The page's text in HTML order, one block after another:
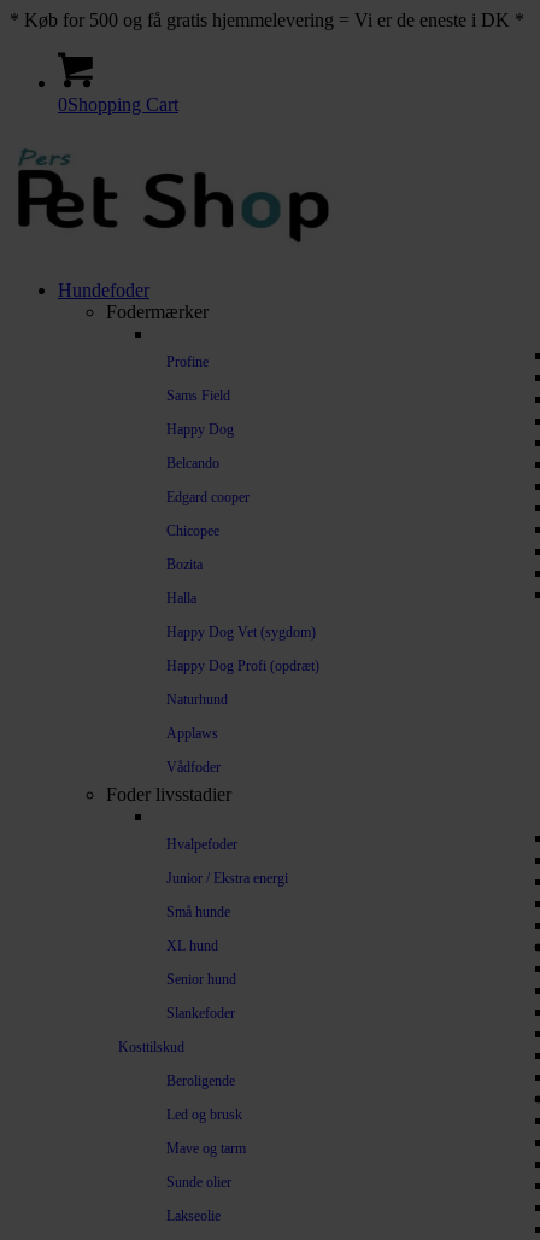
* Køb for 500 og få gratis hjemmelevering = Vi er de eneste i DK *
0Shopping Cart
Hundefoder
Fodermærker
Profine
Sams Field
Happy Dog
Belcando
Edgard cooper
Chicopee
Bozita
Halla
Happy Dog Vet (sygdom)
Happy Dog Profi (opdræt)
Naturhund
Applaws
Vådfoder
Foder livsstadier
Hvalpefoder
Junior / Ekstra energi
Små hunde
XL hund
Senior hund
Slankefoder
Kosttilskud
Beroligende
Led og brusk
Mave og tarm
Sunde olier
Lakseolie